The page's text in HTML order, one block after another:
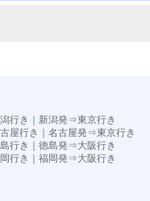
行き
新潟発⇒東京行き
屋行き
名古屋発⇒東京行き
行き
徳島発⇒大阪行き
行き｜ 福岡発⇒大阪行き